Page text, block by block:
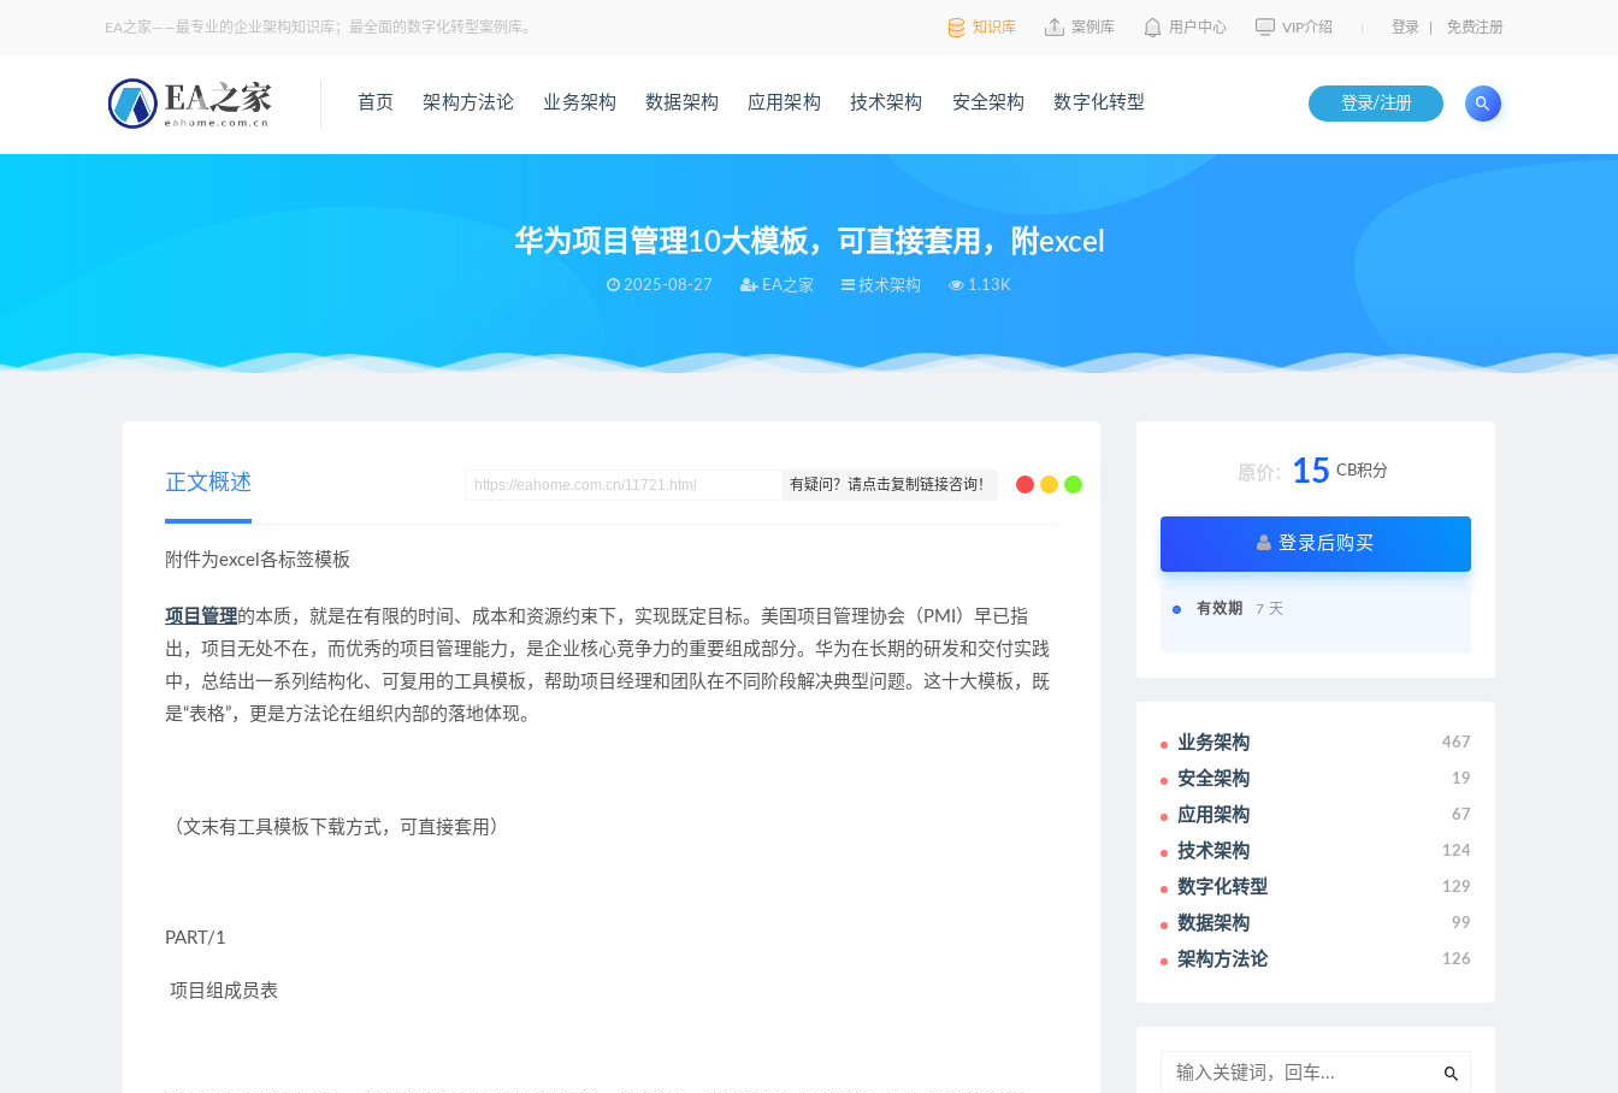
EA之家——最专业的企业架构知识库；最全面的数字化转型案例库。 知识库 案例库 用户中心 VIP介绍 登录 免费注册
首页 架构方法论 业务架构 数据架构 应用架构 技术架构 安全架构 数字化转型 登录/注册
华为项目管理10大模板，可直接套用，附excel
2025-08-27 EA之家 技术架构 1.13K
当前位置： 技术架构 > 华为项目管理10大模板，可直接套用，附excel
有疑问？请点击复制链接咨询！
正文概述
附件为excel各标签模板
项目管理的本质，就是在有限的时间、成本和资源约束下，实现既定目标。美国项目管理协会（PMI）早已指
出，项目无处不在，而优秀的项目管理能力，是企业核心竞争力的重要组成部分。华为在长期的研发和交付实践
中，总结出一系列 结构化、可复用的工具模板 ，帮助项目经理和团队在不同阶段解决典型问题。这十大模板，既
是“表格”，更是方法论在组织内部的落地体现。
（文末有工具模板下载方式，可直接套用）
PART/1
项目组成员表
原价： 15 CB积分
登录后购买
有效期 7 天
业务架构 467
安全架构 19
应用架构 67
技术架构 124
数字化转型 129
数据架构 99
架构方法论 126